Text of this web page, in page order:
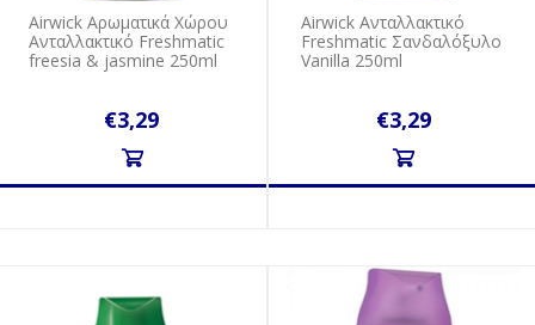
Airwick Αρωματικά Χώρου
Ανταλλακτικό Freshmatic
freesia & jasmine 250ml
€3,29
Airwick Ανταλλακτικό
Freshmatic Σανδαλόξυλο
Vanilla 250ml
€3,29